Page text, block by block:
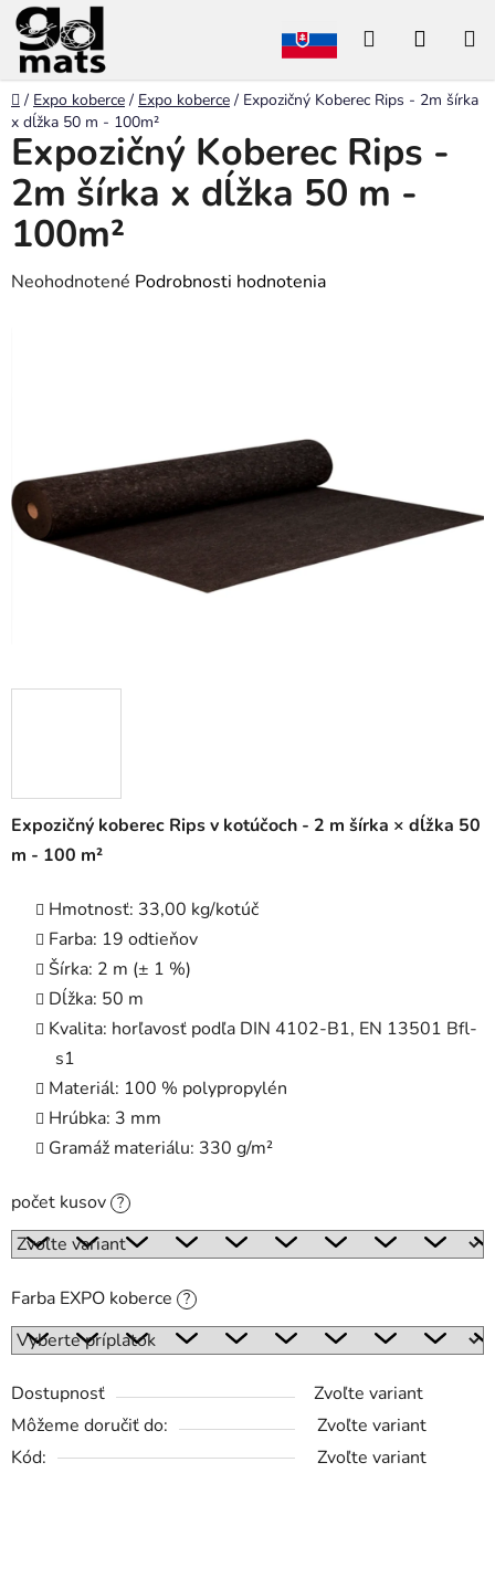
Prejsť
na
obsah
Hľadať
Domov
/ Expo koberce / Expo koberce / Expozičný Koberec Rips - 2m šírka
x dĺžka 50 m - 100m²
Expozičný koberec Rips v kotúčoch - 2 m šírka × dĺžka 50
m - 100 m²
Hmotnosť: 33,00 kg/kotúč
Farba: 19 odtieňov
Šírka: 2 m (± 1 %)
Dĺžka: 50 m
Kvalita: horľavosť podľa DIN 4102-B1, EN 13501 Bfl-
s1
Materiál: 100 % polypropylén
Hrúbka: 3 mm
Gramáž materiálu: 330 g/m²
počet kusov ?
Farba EXPO koberce ?
Dostupnosť
Zvoľte variant
Môžeme doručiť do:
Zvoľte variant
Kód:
Zvoľte variant
Expozičný Koberec Rips -
2m šírka x dĺžka 50 m -
100m²
Priemerné
hviezdičiek.
Neohodnotené Podrobnosti hodnotenia